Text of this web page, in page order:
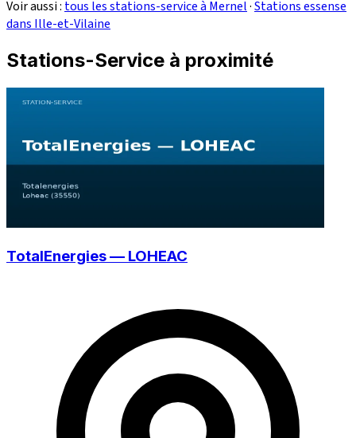
Voir aussi : tous les stations-service à Mernel·Stations essense
dans Ille-et-Vilaine
Stations-Service à proximité
TotalEnergies — LOHEAC